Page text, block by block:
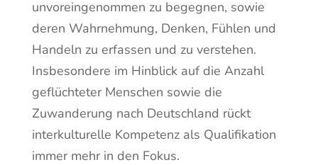
unvoreingenommen zu begegnen, sowie
deren Wahrnehmung, Denken, Fühlen und
Handeln zu erfassen und zu verstehen.
Insbesondere im Hinblick auf die Anzahl
geflüchteter Menschen sowie die
Zuwanderung nach Deutschland rückt
interkulturelle Kompetenz als Qualifikation
immer mehr in den Fokus.